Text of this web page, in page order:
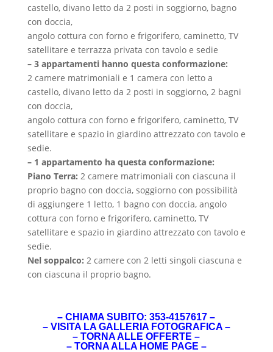
castello, divano letto da 2 posti in soggiorno, bagno
con doccia,
angolo cottura con forno e frigorifero, caminetto, TV
satellitare e terrazza privata con tavolo e sedie
– 3 appartamenti hanno questa conformazione:
2 camere matrimoniali e 1 camera con letto a
castello, divano letto da 2 posti in soggiorno, 2 bagni
con doccia,
angolo cottura con forno e frigorifero, caminetto, TV
satellitare e spazio in giardino attrezzato con tavolo e
sedie.
– 1 appartamento ha questa conformazione:
Piano Terra: 2 camere matrimoniali con ciascuna il
proprio bagno con doccia, soggiorno con possibilità
di aggiungere 1 letto, 1 bagno con doccia, angolo
cottura con forno e frigorifero, caminetto, TV
satellitare e spazio in giardino attrezzato con tavolo e
sedie.
Nel soppalco: 2 camere con 2 letti singoli ciascuna e
con ciascuna il proprio bagno.
– CHIAMA SUBITO: 353-4157617 –
– VISITA LA GALLERIA FOTOGRAFICA–
–TORNA ALLE OFFERTE –
– TORNA ALLA HOME PAGE –